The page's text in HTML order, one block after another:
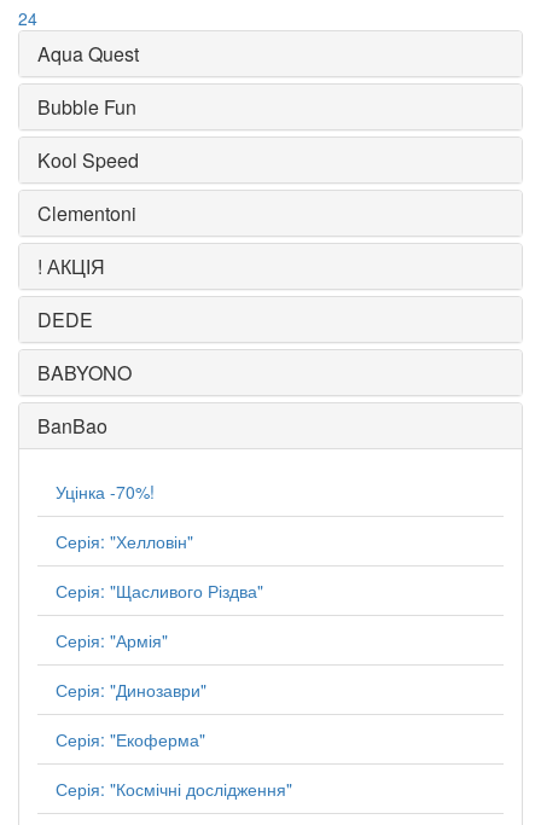
24
Aqua Quest
Bubble Fun
Kool Speed
Clementoni
! АКЦІЯ
DEDE
BABYONO
BanBao
Уцінка -70%!
Серія: "Хелловін"
Серія: "Щасливого Різдва"
Серія: "Армія"
Серія: "Динозаври"
Серія: "Екоферма"
Серія: "Космічні дослідження"